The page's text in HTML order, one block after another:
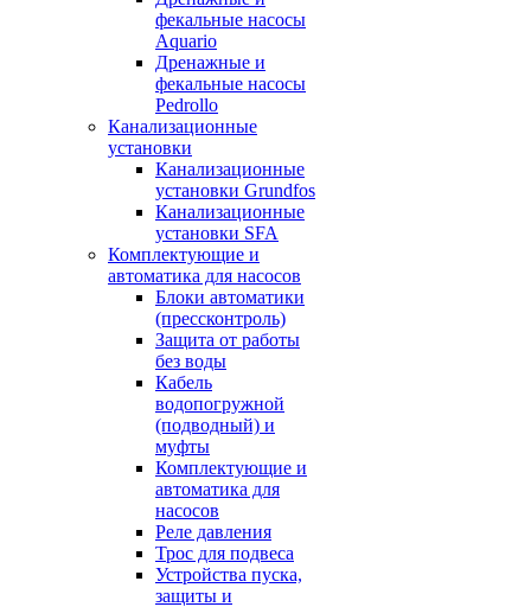
фекальные насосы
Aquario
Дренажные и
фекальные насосы
Pedrollo
Канализационные
установки
Канализационные
установки Grundfos
Канализационные
установки SFA
Комплектующие и
автоматика для насосов
Блоки автоматики
(прессконтроль)
Защита от работы
без воды
Кабель
водопогружной
(подводный) и
муфты
Комплектующие и
автоматика для
насосов
Реле давления
Трос для подвеса
Устройства пуска,
защиты и